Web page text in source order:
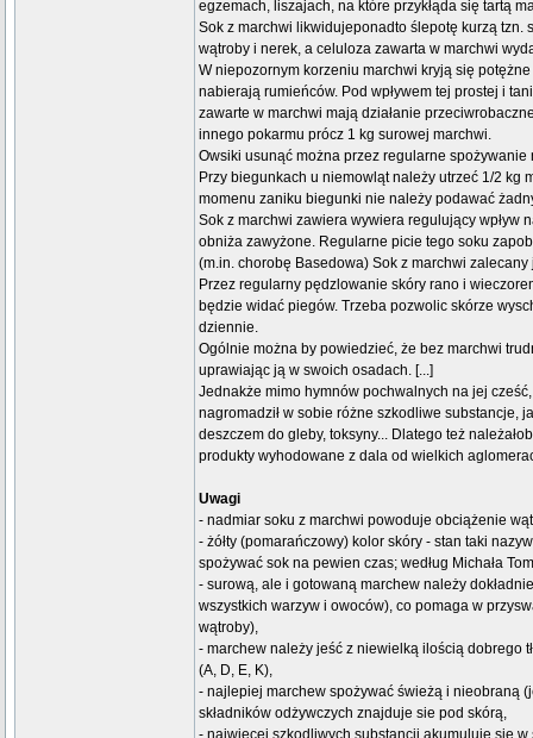
egzemach, liszajach, na które przykłąda się tartą
Sok z marchwi likwidujeponadto ślepotę kurzą tzn.
wątroby i nerek, a celuloza zawarta w marchwi
W niepozornym korzeniu marchwi kryją się
nabierają rumieńców. Pod wpływem tej prostej i
zawarte w marchwi mają działanie
innego pokarmu prócz 1 kg surowej marchwi.
Owsiki usunąć można przez regularne
Przy biegunkach u niemowląt należy utrzeć 1/2 kg
momenu zaniku biegunki nie należy podawać
Sok z marchwi zawiera wywiera regulujący wpływ
obniża zawyżone. Regularne picie tego soku
(m.in. chorobę Basedowa) Sok z marchwi
Przez regularny pędzlowanie skóry rano i
będzie widać piegów. Trzeba pozwolic skórze
dziennie.
Ogólnie można by powiedzieć, że bez marchwi
uprawiając ją w swoich osadach. [...]
Jednakże mimo hymnów pochwalnych na jej
nagromadził w sobie różne szkodliwe substancje,
deszczem do gleby, toksyny... Dlatego też
produkty wyhodowane z dala od wielkich
Uwagi
- nadmiar soku z marchwi powoduje obciążenie
- żółty (pomarańczowy) kolor skóry - stan taki
spożywać sok na pewien czas; według Michała
- surową, ale i gotowaną marchew należy
wszystkich warzyw i owoców), co pomaga w
wątroby),
- marchew należy jeść z niewielką ilością dobrego
(A, D, E, K),
- najlepiej marchew spożywać świeżą i nieobraną
składników odżywczych znajduje sie pod skórą,
- najwięcej szkodliwych substancji akumuluje się w